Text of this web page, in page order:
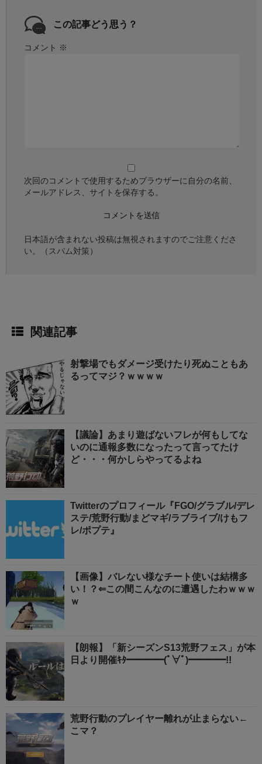
この記事どう思う？
コメント ※
次回のコメントで使用するためブラウザーに自分の名前、
メールアドレス、サイトを保存する。
日本語が含まれない投稿は無視されますのでご注意くださ
い。（スパム対策）
関連記事
射撃場でもダメージ受けたり死ぬこともあ
るってマジ？ｗｗｗｗ
【議論】あまり遊ばないフレが何もしてな
いのに通報多数になったって言ってたけ
ど・・・何かしらやってるよね
Twitterのプロフィール『FGO/グラブル/デレ
ステ/荒野行動/まどマギ/ラブライブ/けもフ
レ/ポプテ』
【画像】バレない様なチート使いは結構多
い！？⇐この間こんなのに遭遇したわｗｗｗ
ｗ
【朗報】「新シーズンS13荒野フェス」が本
日より開催ｷﾀ━━━━(ﾟ∀ﾟ)━━━━!!
荒野行動のプレイヤー離れが止まらない←
こマ？